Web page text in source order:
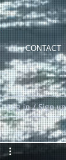
CONTACT
Log in / Sign up